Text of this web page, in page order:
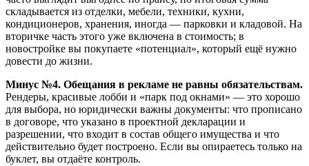
складывается из отделки, мебели, техники, кухни,
кондиционеров, хранения, иногда — парковки и кладовой. На
вторичке часть этого уже включена в стоимость; в
новостройке вы покупаете «потенциал», который ещё нужно
довести до жизни.
Минус №4. Обещания в рекламе не равны обязательствам.
Рендеры, красивые лобби и «парк под окнами» — это хорошо
для выбора, но юридически важны документы: что прописано
в договоре, что указано в проектной декларации и
разрешении, что входит в состав общего имущества и что
действительно будет построено. Если вы опираетесь только на
буклет, вы отдаёте контроль.